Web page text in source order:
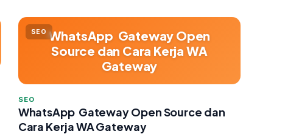
SEO WhatsApp Gateway Open
Source dan Cara Kerja WA
Gateway
SEO
WhatsApp Gateway Open Source dan
Cara Kerja WA Gateway